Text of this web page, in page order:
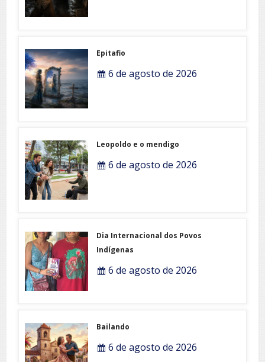
Epitafio
6 de agosto de 2026
Leopoldo e o mendigo
6 de agosto de 2026
Dia Internacional dos Povos
Indígenas
6 de agosto de 2026
Bailando
6 de agosto de 2026